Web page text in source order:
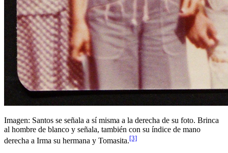
Imagen: Santos se señala a sí misma a la derecha de su foto. Brinca
al hombre de blanco y señala, también con su índice de mano
derecha a Irma su hermana y Tomasita.[3]